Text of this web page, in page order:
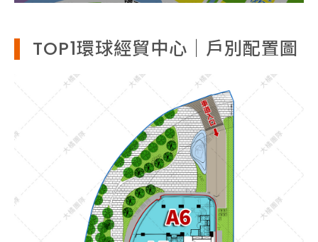
TOP1環球經貿中心｜戶別配置圖